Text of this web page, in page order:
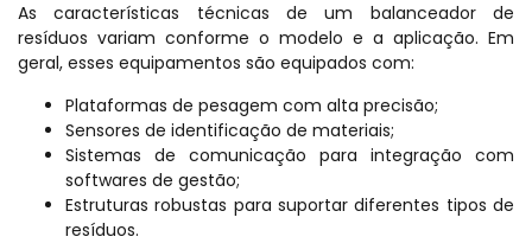
As características técnicas de um balanceador de
resíduos variam conforme o modelo e a aplicação. Em
geral, esses equipamentos são equipados com:
Plataformas de pesagem com alta precisão;
Sensores de identificação de materiais;
Sistemas de comunicação para integração com
softwares de gestão;
Estruturas robustas para suportar diferentes tipos de
resíduos.